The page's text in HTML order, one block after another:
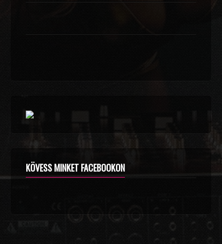
KÖVESS MINKET FACEBOOKON